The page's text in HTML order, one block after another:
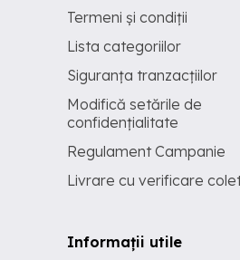
Termeni și condiții
Lista categoriilor
Siguranța tranzacțiilor
Modifică setările de
confidențialitate
Regulament Campanie
Livrare cu verificare
Informații utile